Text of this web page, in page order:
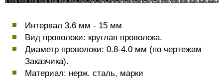
Интервал 3.6 мм - 15 мм
Вид проволоки: круглая проволока.
Диаметр проволоки: 0.8-4.0 мм (по чертежам
Заказчика).
Материал: нерж. сталь, марки